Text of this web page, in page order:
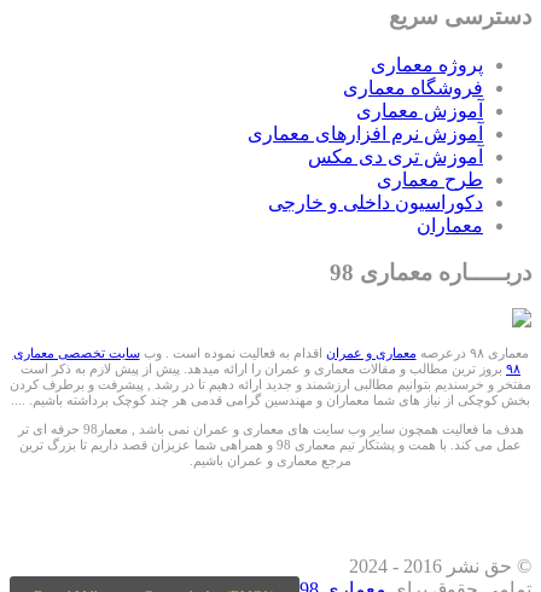
دسترسی سریع
پروژه معماری
فروشگاه معماری
آموزش معماری
آموزش نرم افزارهای معماری
آموزش تری دی مکس
طرح معماری
دکوراسیون داخلی و خارجی
معماران
دربـــــاره معماری 98
معماری ۹۸ درعرصه معماری و عمران اقدام به فعالیت نموده است . وبسایت تخصصی معماری
۹۸ بروز ترین مطالب و مقالات معماری و عمران را ارائه میدهد. پیش از پیش لازم به ذکر است
مفتخر و خرسندیم بتوانیم مطالبی ارزشمند و جدید ارائه دهیم تا در رشد , پیشرفت و برطرف کردن
بخش کوچکی از نیاز های شما معماران و مهندسین گرامی قدمی هر چند کوچک برداشته باشیم. ....
هدف ما فعالیت همچون سایر وب سایت های معماری و عمران نمی باشد , معمار98 حرفه ای تر
عمل می کند. با همت و پشتکار تیم معماری 98 و همراهی شما عزیزان قصد داریم تا بزرگ ترین
مرجع معماری و عمران باشیم.
© حق نشر 2016 - 2024